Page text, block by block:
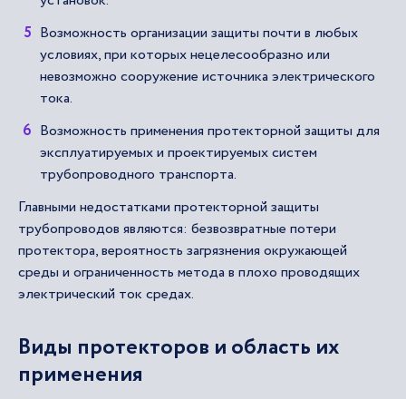
Возможность организации защиты почти в любых
условиях, при которых нецелесообразно или
невозможно сооружение источника электрического
тока.
Возможность применения протекторной защиты для
эксплуатируемых и проектируемых систем
трубопроводного транспорта.
Главными недостатками протекторной защиты
трубопроводов являются: безвозвратные потери
протектора, вероятность загрязнения окружающей
среды и ограниченность метода в плохо проводящих
электрический ток средах.
Виды протекторов и область их
применения